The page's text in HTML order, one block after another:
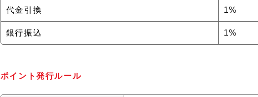
代金引換 1%
銀行振込 1%
ポイント発行ルール